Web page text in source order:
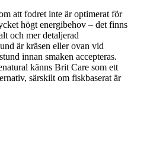
att fodret inte är optimerat för
högt energibehov – det finns
och mer detaljerad
är kräsen eller ovan vid
innan smaken accepteras.
känns Brit Care som ett
särskilt om fiskbaserat är